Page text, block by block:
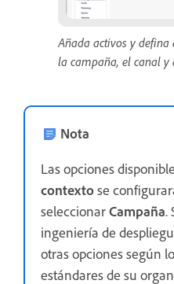
Añada activos y
la campaña, el canal y
Nota
Las opciones
contextose
seleccionarCampaña.
ingeniería de
otras opciones según
estándares de su